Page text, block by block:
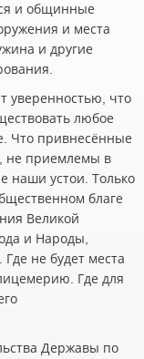
и общинные
и места
и другие
уверенностью, что
любое
Что привнесённые
не приемлемы в
наши устои. Только
благе
Великой
и Народы,
не будет места
Где для
Державы по